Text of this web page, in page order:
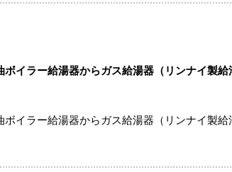
ボイラー給湯器からガス給湯器（リンナイ製
ボイラー給湯器からガス給湯器（リンナイ製給